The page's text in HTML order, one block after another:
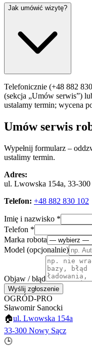
Jak umówić wizytę?
Telefonicznie (+48 882
(sekcja „Umów serwis”)
ustalamy termin; wycena
Umów serwis
Wypełnij formularz –
ustalimy termin.
Adres:
ul. Lwowska 154a, 33-
Telefon: +48 882 830 102
Imię i nazwisko *
Telefon *
Marka robota
Model (opcjonalnie)
Objaw / błąd
Wyślij zgłoszenie
OGRÓD-PRO
Sławomir Sanocki
🏠ul. Lwowska 154a
33-300 Nowy Sącz
🕒